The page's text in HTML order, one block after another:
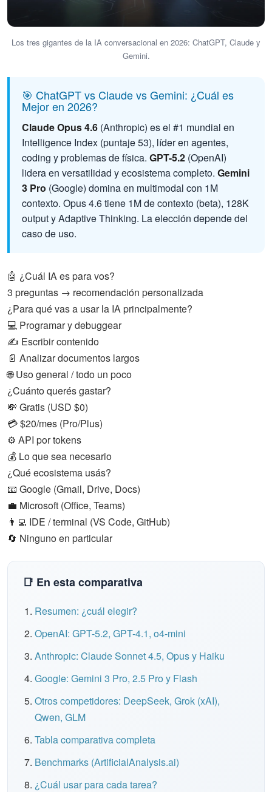
Los tres gigantes de la IA conversacional en 2026: ChatGPT, Claude y
Gemini.
🎯 ChatGPT vs Claude vs Gemini: ¿Cuál es
Mejor en 2026?
Claude Opus 4.6 (Anthropic) es el #1 mundial en
Intelligence Index (puntaje 53), líder en agentes,
coding y problemas de física. GPT-5.2 (OpenAI)
lidera en versatilidad y ecosistema completo. Gemini
3 Pro (Google) domina en multimodal con 1M
contexto. Opus 4.6 tiene 1M de contexto (beta), 128K
output y Adaptive Thinking. La elección depende del
caso de uso.
🤖 ¿Cuál IA es para vos?
3 preguntas → recomendación personalizada
¿Para qué vas a usar la IA principalmente?
💻 Programar y debuggear
✍ Escribir contenido
📄 Analizar documentos largos
🌐Uso general / todo un poco
¿Cuánto querés gastar?
💸 Gratis (USD $0)
💳$20/mes (Pro/Plus)
⚙ API por tokens
💰 Lo que sea necesario
¿Qué ecosistema usás?
📧 Google (Gmail, Drive, Docs)
💼 Microsoft (Office, Teams)
👨‍💻 IDE / terminal (VS Code, GitHub)
🔄 Ninguno en particular
📑 En esta comparativa
Resumen: ¿cuál elegir?
OpenAI: GPT-5.2, GPT-4.1, o4-mini
Anthropic: Claude Sonnet 4.5, Opus y Haiku
Google: Gemini 3 Pro, 2.5 Pro y Flash
Otros competidores: DeepSeek, Grok (xAI),
Qwen, GLM
Tabla comparativa completa
Benchmarks (ArtificialAnalysis.ai)
¿Cuál usar para cada tarea?